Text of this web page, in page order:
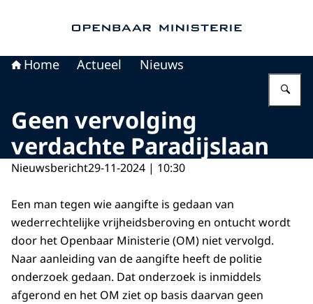
Home Actueel Nieuws
Geen vervolging
verdachte Paradijslaan
Nieuwsbericht29-11-2024 | 10:30
Een man tegen wie aangifte is gedaan van
wederrechtelijke vrijheidsberoving en ontucht wordt
door het Openbaar Ministerie (OM) niet vervolgd.
Naar aanleiding van de aangifte heeft de politie
onderzoek gedaan. Dat onderzoek is inmiddels
afgerond en het OM ziet op basis daarvan geen